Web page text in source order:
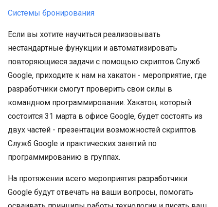
Системы бронирования
Если вы хотите научиться реализовывать
нестандартные фунукции и автоматизировать
повторяющиеся задачи с помощью скриптов Служб
Google, приходите к нам на хакатон - мероприятие, где
разработчики смогут проверить свои силы в
командном программировании. Хакатон, который
состоится 31 марта в офисе Google, будет состоять из
двух частей - презентации возможностей скриптов
Служб Google и практических занятий по
программированию в группах.
На протяжении всего мероприятия разработчики
Google будут отвечать на ваши вопросы, помогать